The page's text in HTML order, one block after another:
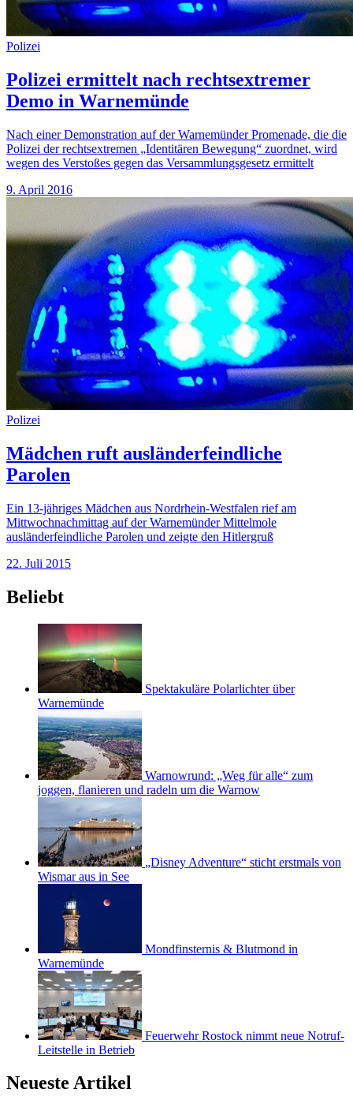
Polizei
Polizei ermittelt nach rechtsextremer
Demo in Warnemünde
Nach einer Demonstration auf der Warnemünder Promenade, die die
Polizei der rechtsextremen „Identitären Bewegung“ zuordnet, wird
wegen des Verstoßes gegen das Versammlungsgesetz ermittelt
9. April 2016
Polizei
Mädchen ruft ausländerfeindliche
Parolen
Ein 13-jähriges Mädchen aus Nordrhein-Westfalen rief am
Mittwochnachmittag auf der Warnemünder Mittelmole
ausländerfeindliche Parolen und zeigte den Hitlergruß
22. Juli 2015
Beliebt
Spektakuläre Polarlichter über
Warnemünde
Warnowrund: „Weg für alle“ zum
joggen, flanieren und radeln um die Warnow
„Disney Adventure“ sticht erstmals von
Wismar aus in See
Mondfinsternis & Blutmond in
Warnemünde
Feuerwehr Rostock nimmt neue Notruf-
Leitstelle in Betrieb
Neueste Artikel